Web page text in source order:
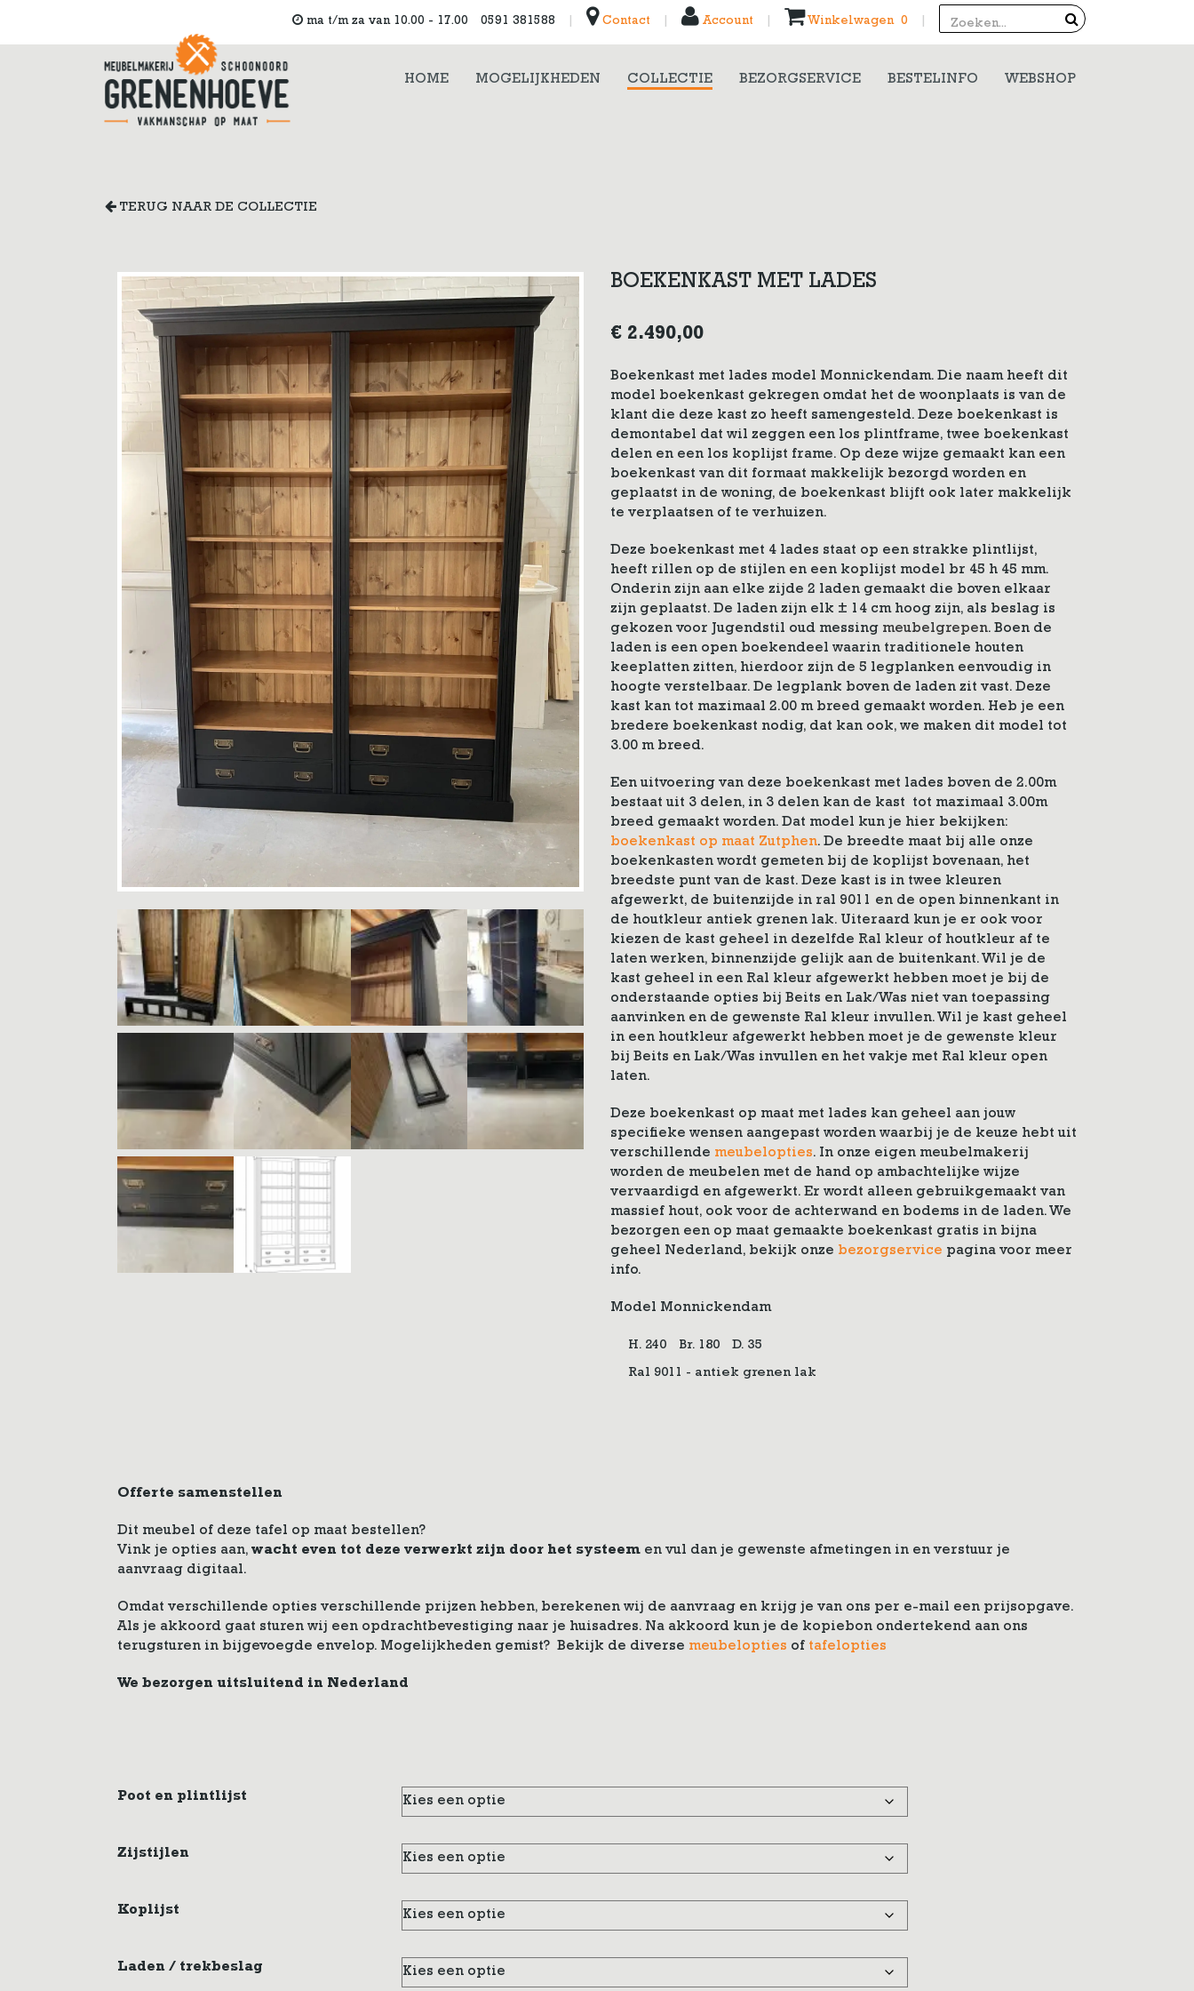
ma t/m za van 10.00 - 17.00 0591 381588 Contact Account Winkelwagen 0
HOME MOGELIJKHEDEN COLLECTIE BEZORGSERVICE BESTELINFO WEBSHOP
TERUG NAAR DE COLLECTIE
BOEKENKAST MET LADES
€ 2.490,00
Boekenkast met lades model Monnickendam. Die naam heeft dit
model boekenkast gekregen omdat het de woonplaats is van de
klant die deze kast zo heeft samengesteld. Deze boekenkast is
demontabel dat wil zeggen een los plintframe, twee boekenkast
delen en een los koplijst frame. Op deze wijze gemaakt kan een
boekenkast van dit formaat makkelijk bezorgd worden en
geplaatst in de woning, de boekenkast blijft ook later makkelijk
te verplaatsen of te verhuizen.
Deze boekenkast met 4 lades staat op een strakke plintlijst,
heeft rillen op de stijlen en een koplijst model br 45 h 45 mm.
Onderin zijn aan elke zijde 2 laden gemaakt die boven elkaar
zijn geplaatst. De laden zijn elk ± 14 cm hoog zijn, als beslag is
gekozen voor Jugendstil oud messing meubelgrepen. Boen de
laden is een open boekendeel waarin traditionele houten
keeplatten zitten, hierdoor zijn de 5 legplanken eenvoudig in
hoogte verstelbaar. De legplank boven de laden zit vast. Deze
kast kan tot maximaal 2.00 m breed gemaakt worden. Heb je een
bredere boekenkast nodig, dat kan ook, we maken dit model tot
3.00 m breed.
Een uitvoering van deze boekenkast met lades boven de 2.00m
bestaat uit 3 delen, in 3 delen kan de kast tot maximaal 3.00m
breed gemaakt worden. Dat model kun je hier bekijken:
boekenkast op maat Zutphen. De breedte maat bij alle onze
boekenkasten wordt gemeten bij de koplijst bovenaan, het
breedste punt van de kast. Deze kast is in twee kleuren
afgewerkt, de buitenzijde in ral 9011 en de open binnenkant in
de houtkleur antiek grenen lak. Uiteraard kun je er ook voor
kiezen de kast geheel in dezelfde Ral kleur of houtkleur af te
laten werken, binnenzijde gelijk aan de buitenkant. Wil je de
kast geheel in een Ral kleur afgewerkt hebben moet je bij de
onderstaande opties bij Beits en Lak/Was niet van toepassing
aanvinken en de gewenste Ral kleur invullen. Wil je kast geheel
in een houtkleur afgewerkt hebben moet je de gewenste kleur
bij Beits en Lak/Was invullen en het vakje met Ral kleur open
laten.
Deze boekenkast op maat met lades kan geheel aan jouw
specifieke wensen aangepast worden waarbij je de keuze hebt uit
verschillende meubelopties. In onze eigen meubelmakerij
worden de meubelen met de hand op ambachtelijke wijze
vervaardigd en afgewerkt. Er wordt alleen gebruikgemaakt van
massief hout, ook voor de achterwand en bodems in de laden. We
bezorgen een op maat gemaakte boekenkast gratis in bijna
geheel Nederland, bekijk onze bezorgservice pagina voor meer
info.
Model Monnickendam
H. 240 Br. 180 D. 35
Ral 9011 - antiek grenen lak
Offerte samenstellen
Dit meubel of deze tafel op maat bestellen?
Vink je opties aan, wacht even tot deze verwerkt zijn door het systeem en vul dan je gewenste afmetingen in en verstuur je
aanvraag digitaal.
Omdat verschillende opties verschillende prijzen hebben, berekenen wij de aanvraag en krijg je van ons per e-mail een prijsopgave.
Als je akkoord gaat sturen wij een opdrachtbevestiging naar je huisadres. Na akkoord kun je de kopiebon ondertekend aan ons
terugsturen in bijgevoegde envelop. Mogelijkheden gemist? Bekijk de diverse meubelopties of tafelopties
We bezorgen uitsluitend in Nederland
Poot en plintlijst
Zijstijlen
Koplijst
Laden / trekbeslag